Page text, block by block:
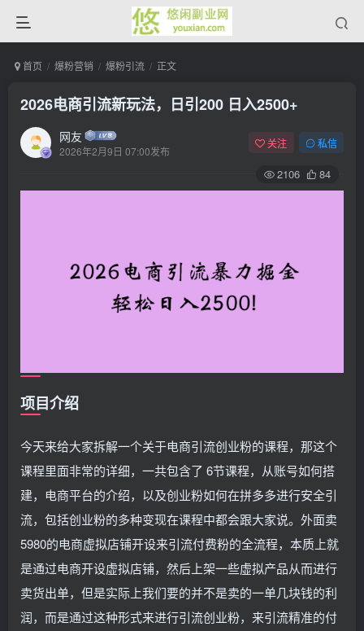
首页 爆粉营销 爆粉引流 正文
2026电商引流新玩法，日引200 日入2500+
网友
2026年2月9日 07:00发布
关注 私信
2106 84
项目介绍
今天来给大家拆解一个关于电商引流创业粉的课程，那这个
课程里面非常的详细，一共包含了 6节课程，从账号如何搭
建，电商平台的介绍，以及创业粉如何在拼多多进行安全引
流，包括创业粉的多种变现在课程中都会跟大家说。外面卖
5980的电商虚拟店铺开设来引流付费粉的全流程，本质上就
是通过电商开设虚拟店铺，然后上架一些虚拟产品从而进行
卖货出单，但是实际上我们要的并不是卖的一单几块钱的利
润，而是通过这种形式来进行引流创业粉，来引流精准的付